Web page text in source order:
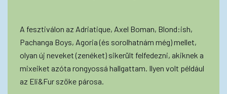
A fesztiválon az Adriatique, Axel Boman, Blond:ish,
Pachanga Boys, Agoria (és sorolhatnám még) mellet,
olyan új neveket (zenéket) sikerült felfedezni, akiknek a
mixeiket azóta rongyossá hallgattam. Ilyen volt például
az Eli&Fur szőke párosa.